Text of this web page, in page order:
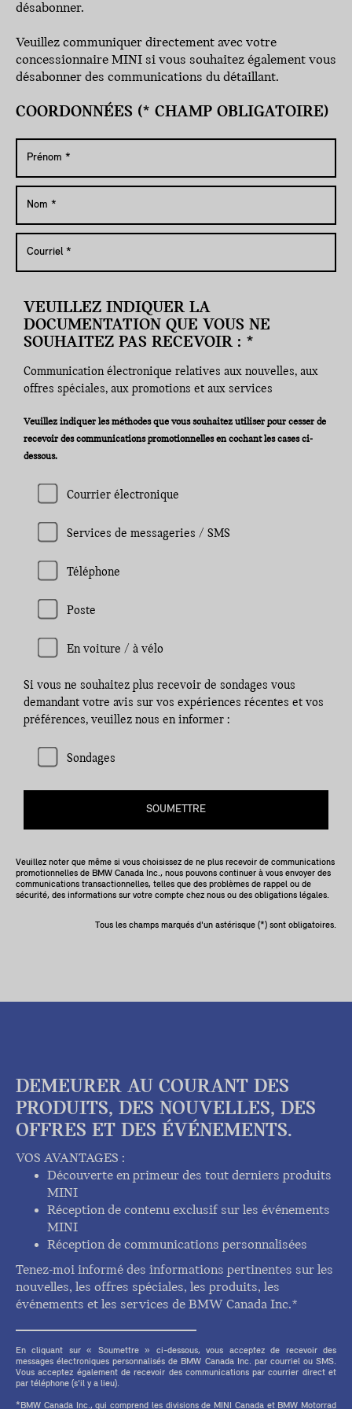
désabonner.
Veuillez communiquer directement avec votre
concessionnaire MINI si vous souhaitez également vous
désabonner des communications du détaillant.
COORDONNÉES (* CHAMP OBLIGATOIRE)
VEUILLEZ INDIQUER LA
DOCUMENTATION QUE VOUS NE
SOUHAITEZ PAS RECEVOIR : *
Communication électronique relatives aux nouvelles, aux
offres spéciales, aux promotions et aux services
Veuillez indiquer les méthodes que vous souhaitez utiliser pour cesser de
recevoir des communications promotionnelles en cochant les cases ci-
dessous.
Courrier électronique
Services de messageries / SMS
Téléphone
Poste
En voiture / à vélo
Si vous ne souhaitez plus recevoir de sondages vous
demandant votre avis sur vos expériences récentes et vos
préférences, veuillez nous en informer :
Sondages
SOUMETTRE
Veuillez noter que même si vous choisissez de ne plus recevoir de communications
promotionnelles de BMW Canada Inc., nous pouvons continuer à vous envoyer des
communications transactionnelles, telles que des problèmes de rappel ou de
sécurité, des informations sur votre compte chez nous ou des obligations légales.
Tous les champs marqués d'un astérisque (*) sont obligatoires.
DEMEURER AU COURANT DES
PRODUITS, DES NOUVELLES, DES
OFFRES ET DES ÉVÉNEMENTS.
VOS AVANTAGES :
Découverte en primeur des tout derniers produits
MINI
Réception de contenu exclusif sur les événements
MINI
Réception de communications personnalisées
Tenez-moi informé des informations pertinentes sur les
nouvelles, les offres spéciales, les produits, les
événements et les services de BMW Canada Inc.*
En cliquant sur « Soumettre » ci-dessous, vous acceptez de recevoir des
messages électroniques personnalisés de BMW Canada Inc. par courriel ou SMS.
Vous acceptez également de recevoir des communications par courrier direct et
par téléphone (s'il y a lieu).
*BMW Canada Inc., qui comprend les divisions de MINI Canada et BMW Motorrad